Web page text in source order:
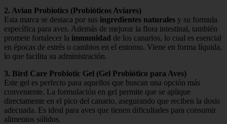
2. Avian Probiotics (Probióticos Aviares)
Esta marca se destaca por sus ingredientes naturales y su formula
específica para aves. Además de mejorar la flora intestinal, también
promete fortalecer la immunidad de los canarios, lo cual es esencial
en épocas de estrés o cambios en el entorno. Viene en forma líquida,
lo que facilita su administración.
3. Bird Care Probiotic Gel (Gel Probiótico para Aves)
Este gel es perfecto para aquellos que buscan una opción más
conveniente. La formulación en gel permite que se aplique
directamente en el pico del canario, asegurando que reciben la dosis
adecuada. Es ideal para aves que tienen dificultades para consumir
alimentos sólidos.